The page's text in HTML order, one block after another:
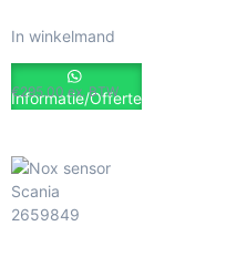
€295.00 ex. BTW
In winkelmand
Informatie/Offerte